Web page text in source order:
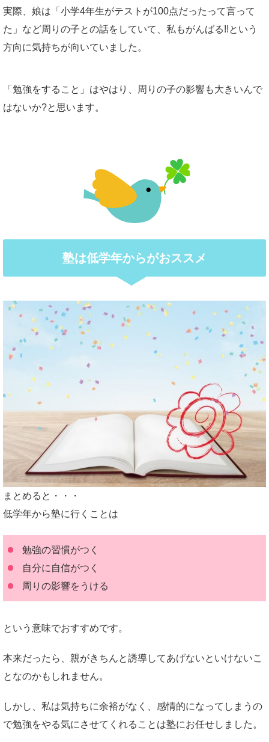
実際、娘は「小学4年生がテストが100点だったって言って
た」など周りの子との話をしていて、私もがんばる!!という
方向に気持ちが向いていました。
「勉強をすること」はやはり、周りの子の影響も大きいんで
はないか?と思います。
塾は低学年からがおススメ
まとめると・・・
低学年から塾に行くことは
勉強の習慣がつく
自分に自信がつく
周りの影響をうける
という意味でおすすめです。
本来だったら、親がきちんと誘導してあげないといけないこ
となのかもしれません。
しかし、私は気持ちに余裕がなく、感情的になってしまうの
で勉強をやる気にさせてくれることは塾にお任せしました。